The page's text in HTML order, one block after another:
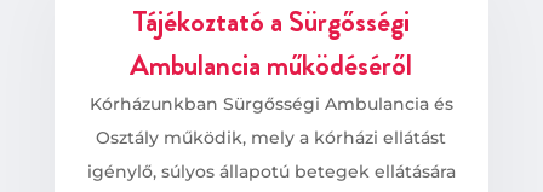
Tájékoztató a Sürgősségi
Ambulancia működéséről
Kórházunkban Sürgősségi Ambulancia és
Osztály működik, mely a kórházi ellátást
igénylő, súlyos állapotú betegek ellátására